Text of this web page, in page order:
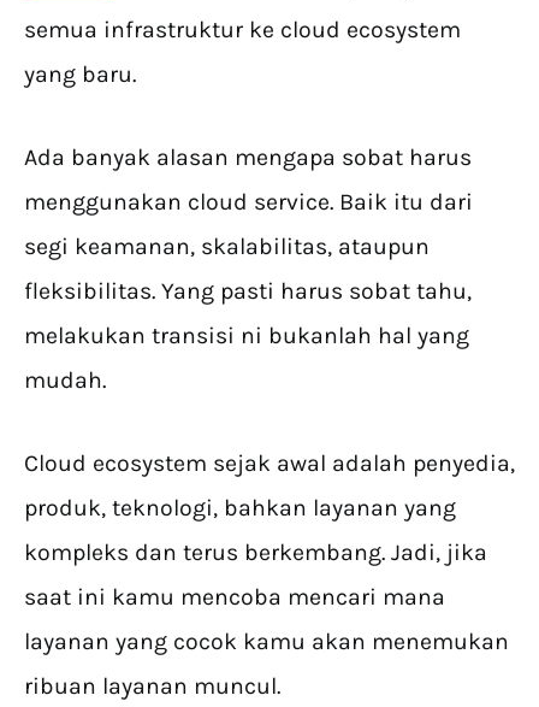
semua infrastruktur ke cloud ecosystem
yang baru.
Ada banyak alasan mengapa sobat harus
menggunakan cloud service. Baik itu dari
segi keamanan, skalabilitas, ataupun
fleksibilitas. Yang pasti harus sobat tahu,
melakukan transisi ni bukanlah hal yang
mudah.
Cloud ecosystem sejak awal adalah penyedia,
produk, teknologi, bahkan layanan yang
kompleks dan terus berkembang. Jadi, jika
saat ini kamu mencoba mencari mana
layanan yang cocok kamu akan menemukan
ribuan layanan muncul.